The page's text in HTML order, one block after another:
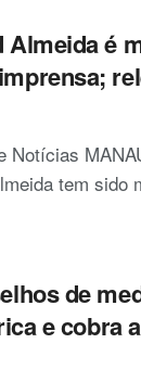
Almeida é
Notícias
tem sido
de
e cobra